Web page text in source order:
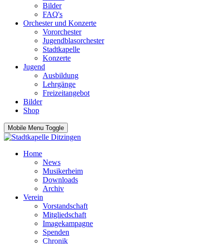
Bilder
FAQ's
Orchester und Konzerte
Vororchester
Jugendblasorchester
Stadtkapelle
Konzerte
Jugend
Ausbildung
Lehrgänge
Freizeitangebot
Bilder
Shop
Mobile Menu Toggle
Home
News
Musikerheim
Downloads
Archiv
Verein
Vorstandschaft
Mitgliedschaft
Imagekampagne
Spenden
Chronik